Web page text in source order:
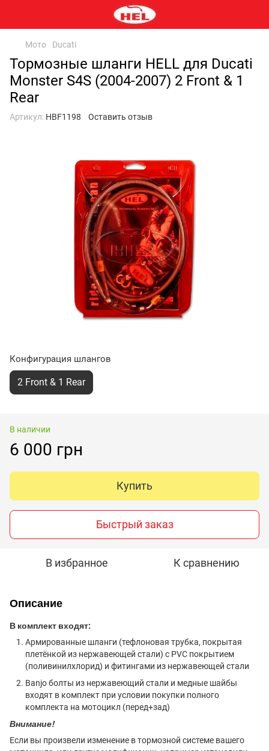
Мото Ducati
Тормозные шланги HELL для Ducati
Monster S4S (2004-2007) 2 Front & 1
Rear
Артикул: HBF1198 Оставить отзыв
Конфигурация шлангов
2 Front & 1 Rear
В наличии
6 000 грн
Купить
Быстрый заказ
В избранное К сравнению
Описание
В комплект входят:
Армированные шланги (тефлоновая трубка, покрытая
плетёнкой из нержавеющей стали) с PVC покрытием
(поливинилхлорид) и фитингами из нержавеющей стали
Banjo болты из нержавеющий стали и медные шайбы
входят в комплект при условии покупки полного
комплекта на мотоцикл (перед+зад)
Внимание!
Если вы произвели изменение в тормозной системе вашего